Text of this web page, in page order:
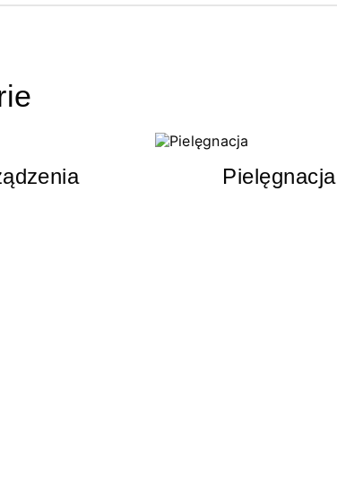
Pielęgnacja